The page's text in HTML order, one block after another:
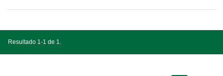
Resultado 1-1 de 1.